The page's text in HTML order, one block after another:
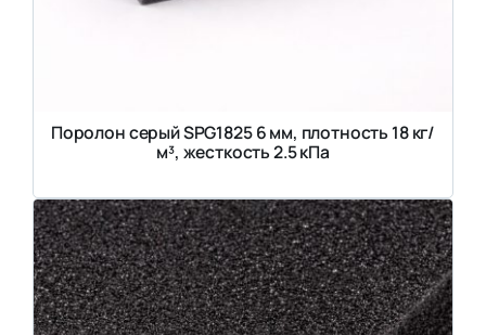
Поролон серый SPG1825 6 мм, плотность 18 кг/
м³, жесткость 2.5 кПа